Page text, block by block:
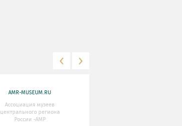
AMR-MUSEUM.RU
Ассоциация музеев
центрального региона
России -АМР